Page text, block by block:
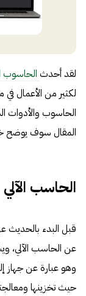
لقد أحدث الحاسوب
لكثير من الأعمال
الحاسوب والأدوات
المقال سوف يوضح
الحاسب الآلي
قبل البدء بالحديث
عن الحاسب الآلي،
وهو عبارة عن جهاز
حيث تخزينها